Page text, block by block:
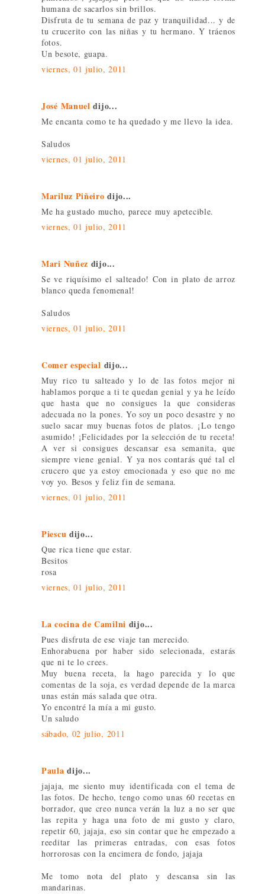
humana de sacarlos sin brillos.
Disfruta de tu semana de paz y tranquilidad... y de
tu crucerito con las niñas y tu hermano. Y tráenos
fotos.
Un besote, guapa.
viernes, 01 julio, 2011
José Manuel dijo...
Me encanta como te ha quedado y me llevo la idea.
Saludos
viernes, 01 julio, 2011
Mariluz Piñeiro dijo...
Me ha gustado mucho, parece muy apetecible.
viernes, 01 julio, 2011
Mari Nuñez dijo...
Se ve riquísimo el salteado! Con in plato de arroz
blanco queda fenomenal!
Saludos
viernes, 01 julio, 2011
Comer especial dijo...
Muy rico tu salteado y lo de las fotos mejor ni
hablamos porque a ti te quedan genial y ya he leído
que hasta que no consigues la que consideras
adecuada no la pones. Yo soy un poco desastre y no
suelo sacar muy buenas fotos de platos. ¡Lo tengo
asumido! ¡Felicidades por la selección de tu receta!
A ver si consigues descansar esa semanita, que
siempre viene genial. Y ya nos contarás qué tal el
crucero que ya estoy emocionada y eso que no me
voy yo. Besos y feliz fin de semana.
viernes, 01 julio, 2011
Piescu dijo...
Que rica tiene que estar.
Besitos
rosa
viernes, 01 julio, 2011
La cocina de Camilni dijo...
Pues disfruta de ese viaje tan merecido.
Enhorabuena por haber sido selecionada, estarás
que ni te lo crees.
Muy buena receta, la hago parecida y lo que
comentas de la soja, es verdad depende de la marca
unas están más salada que otra.
Yo encontré la mía a mi gusto.
Un saludo
sábado, 02 julio, 2011
Paula dijo...
jajaja, me siento muy identificada con el tema de
las fotos. De hecho, tengo como unas 60 recetas en
borrador, que creo nunca verán la luz a no ser que
las repita y haga una foto de mi gusto y claro,
repetir 60, jajaja, eso sin contar que he empezado a
reeditar las primeras entradas, con esas fotos
horrorosas con la encimera de fondo, jajaja
Me tomo nota del plato y descansa sin las
mandarinas.